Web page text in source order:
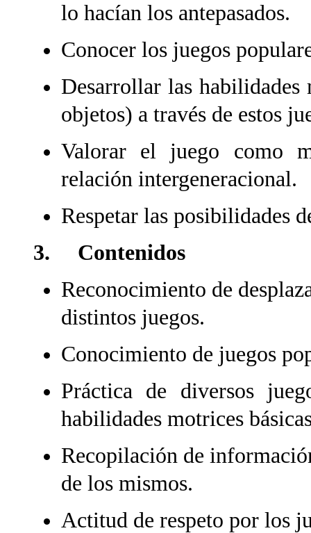
lo hacían los antepasados.
Conocer los juegos
Desarrollar las
objetos) a través de estos
Valorar el juego como
relación intergeneracional.
Respetar las posibilidades
3. Contenidos
Reconocimiento de
distintos juegos.
Conocimiento de juegos
Práctica de diversos
habilidades motrices
Recopilación de
de los mismos.
Actitud de respeto por los